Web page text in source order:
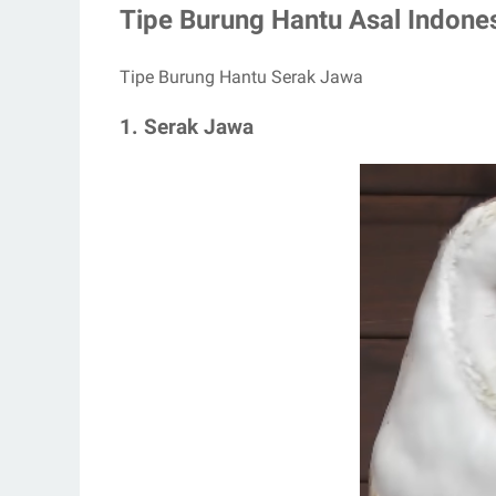
Tipe Burung Hantu Asal
Tipe Burung Hantu Serak Jawa
1. Serak Jawa